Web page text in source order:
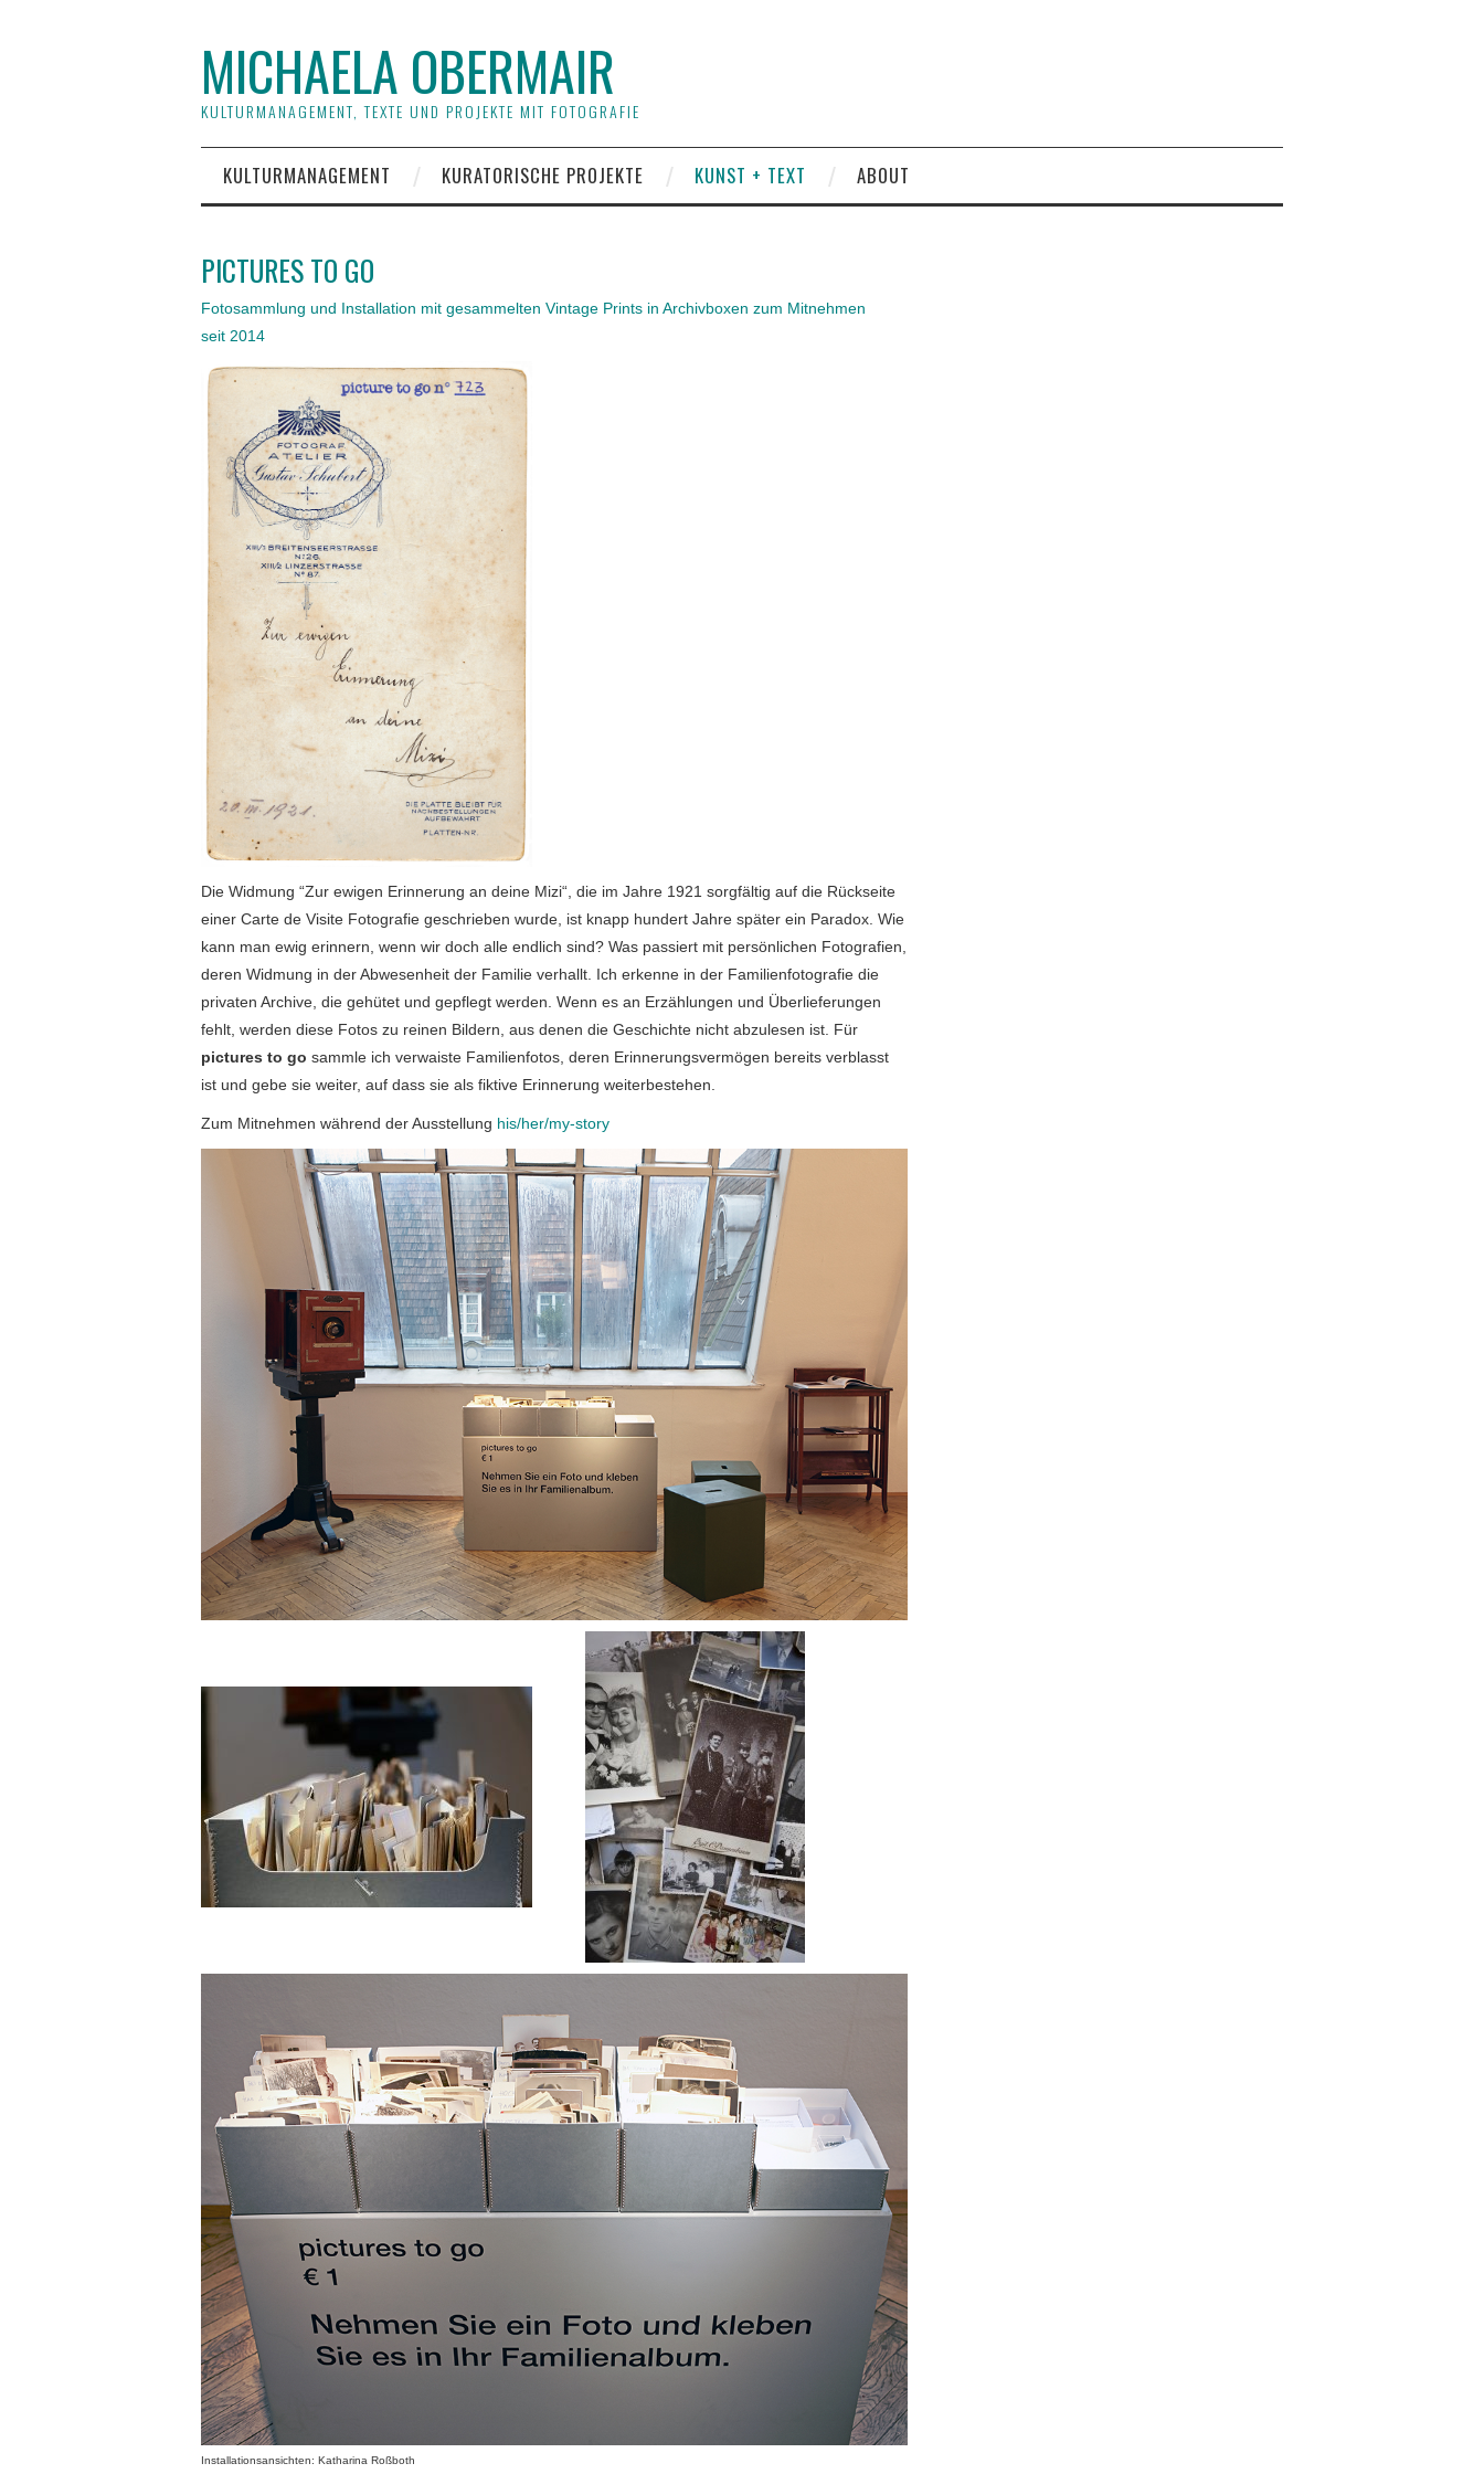
MICHAELA OBERMAIR
KULTURMANAGEMENT, TEXTE UND PROJEKTE MIT FOTOGRAFIE
KULTURMANAGEMENT KURATORISCHE PROJEKTE KUNST + TEXT ABOUT
PICTURES TO GO
Fotosammlung und Installation mit gesammelten Vintage Prints in Archivboxen zum Mitnehmen
seit 2014
Die Widmung “Zur ewigen Erinnerung an deine Mizi“, die im Jahre 1921 sorgfältig auf die Rückseite
einer Carte de Visite Fotografie geschrieben wurde, ist knapp hundert Jahre später ein Paradox. Wie
kann man ewig erinnern, wenn wir doch alle endlich sind? Was passiert mit persönlichen Fotografien,
deren Widmung in der Abwesenheit der Familie verhallt. Ich erkenne in der Familienfotografie die
privaten Archive, die gehütet und gepflegt werden. Wenn es an Erzählungen und Überlieferungen
fehlt, werden diese Fotos zu reinen Bildern, aus denen die Geschichte nicht abzulesen ist. Für
pictures to go sammle ich verwaiste Familienfotos, deren Erinnerungsvermögen bereits verblasst
ist und gebe sie weiter, auf dass sie als fiktive Erinnerung weiterbestehen.
Zum Mitnehmen während der Ausstellung his/her/my-story
Installationsansichten: Katharina Roßboth